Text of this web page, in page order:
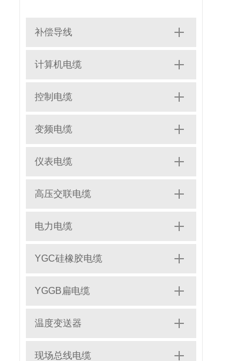
补偿导线
计算机电缆
控制电缆
变频电缆
仪表电缆
高压交联电缆
电力电缆
YGC硅橡胶电缆
YGGB扁电缆
温度变送器
现场总线电缆